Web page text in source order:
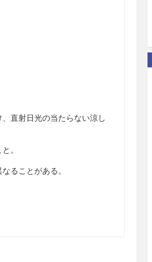
直射日光の当たらない涼し
。
ることがある。